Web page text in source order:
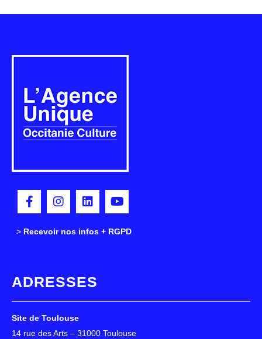
> Recevoir nos infos + RGPD
ADRESSES
Site de Toulouse
14 rue des Arts – 31000 Toulouse